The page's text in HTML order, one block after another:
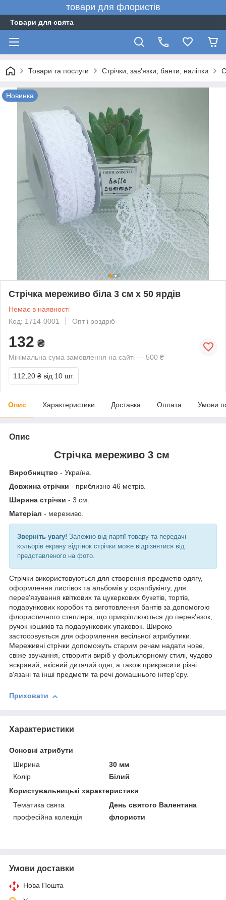
товари для флористів
Товари для свята
Товари та послуги Стрічки, зав'язки, банти, наліпки
Новинка
Стрічка мереживо біла 3 см х 50 ярдів
Немає в наявності
Код: 1714-0001
Опт і роздріб
132 ₴
Мінімальна сума замовлення на сайті — 500 ₴
112,20 ₴ від 10 шт.
Опис Характеристики Доставка Оплата Умови
Опис
Стрічка мереживо 3 см
Виробництво - Україна.
Довжина стрічки - приблизно 46 метрів.
Ширина стрічки - 3 см.
Матеріал - мереживо.
Зверніть увагу! Залежно від партії товару та передачі
кольорів екрану відтінок стрічки може відрізнятися від
представленого на фото.
Стрічки використовуються для створення предметів одягу,
оформлення листівок та альбомів у скрапбукінгу, для
перев'язування квіткових та цукеркових букетів, тортів,
подарункових коробок та виготовлення бантів за допомогою
флористичного степлера, що прикріплюються до перев'язок,
ручок кошиків та подарункових упаковок. Широко
застосовується для оформлення весільної атрибутики.
Мереживні стрічки допоможуть старим речам надати нове,
свіже звучання, створити виріб у фольклорному стилі, чудово
яскравий, якісний дитячий одяг, а також прикрасити різні
в'язані та інші предмети та речі домашнього інтер'єру.
Приховати
Характеристики
Основні атрибути
Ширина
30 мм
Колір
Білий
Користувальницькі характеристики
Тематика свята
День святого Валентина
професійна колекція
флористи
Умови доставки
Нова Пошта